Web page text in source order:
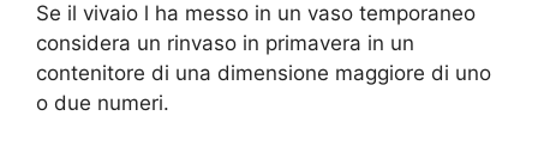
Se il vivaio l ha messo in un vaso temporaneo
considera un rinvaso in primavera in un
contenitore di una dimensione maggiore di uno
o due numeri.